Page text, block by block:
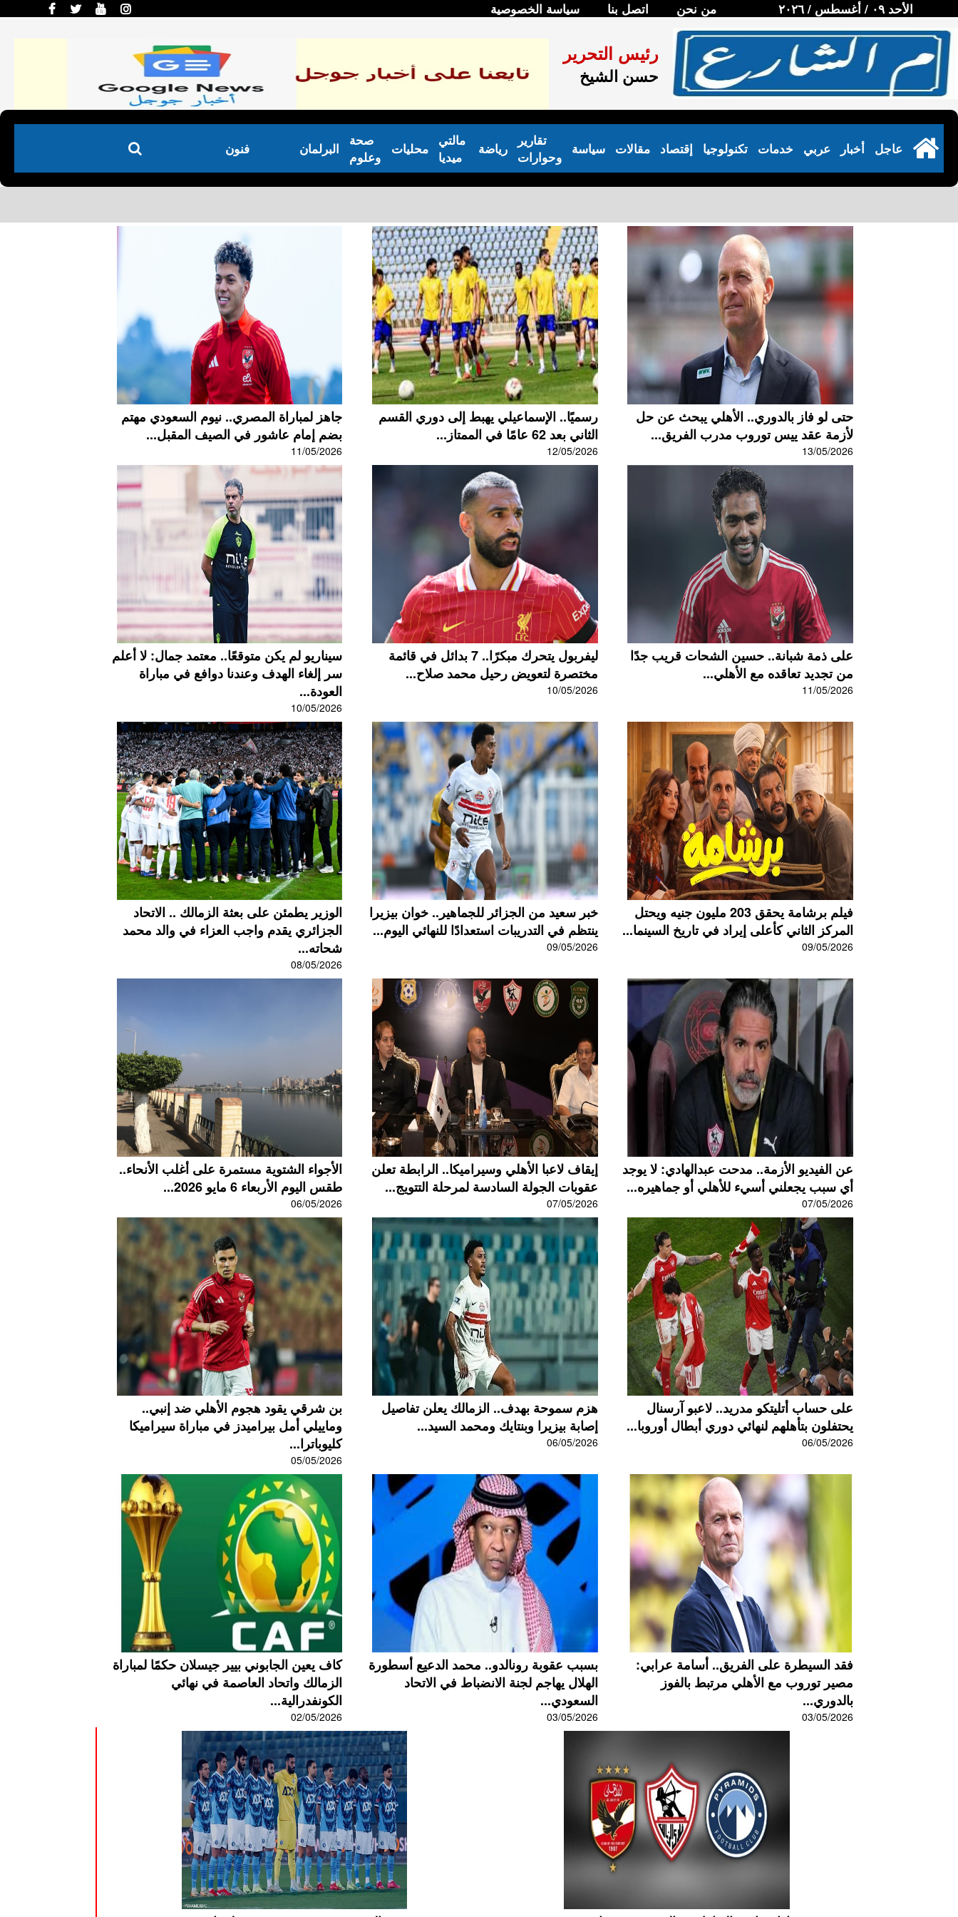
الأحد ٠٩ / أغسطس / ٢٠٢٦ من نحن اتصل بنا سياسة الخصوصية
رئيس التحرير
حسن الشيخ
فنون البرلمان
صحة
وعلوم
محليات
مالتي
ميديا
رياضة
تقارير
وحوارات
سياسة مقالات إقتصاد تكنولوجيا خدمات عربي أخبار عاجل
حتى لو فاز بالدوري.. الأهلي يبحث عن حل
لأزمة عقد ييس توروب مدرب الفريق...
13/05/2026
رسميًا.. الإسماعيلي يهبط إلى دوري القسم
الثاني بعد 62 عامًا في الممتاز...
12/05/2026
جاهز لمباراة المصري.. نيوم السعودي مهتم
بضم إمام عاشور في الصيف المقبل...
11/05/2026
على ذمة شبانة.. حسين الشحات قريب جدًا
من تجديد تعاقده مع الأهلي...
11/05/2026
ليفربول يتحرك مبكرًا.. 7 بدائل في قائمة
مختصرة لتعويض رحيل محمد صلاح...
10/05/2026
سيناريو لم يكن متوقعًا.. معتمد جمال: لا أعلم
سر إلغاء الهدف وعندنا دوافع في مباراة
العودة...
10/05/2026
فيلم برشامة يحقق 203 مليون جنيه ويحتل
المركز الثاني كأعلى إيراد في تاريخ السينما...
09/05/2026
خبر سعيد من الجزائر للجماهير.. خوان بيزيرا
ينتظم في التدريبات استعدادًا للنهائي اليوم...
09/05/2026
الوزير يطمئن على بعثة الزمالك .. الاتحاد
الجزائري يقدم واجب العزاء في والد محمد
شحاته...
08/05/2026
عن الفيديو الأزمة.. مدحت عبدالهادي: لا يوجد
أي سبب يجعلني أسيء للأهلي أو جماهيره...
07/05/2026
إيقاف لاعبا الأهلي وسيراميكا.. الرابطة تعلن
عقوبات الجولة السادسة لمرحلة التتويج...
07/05/2026
الأجواء الشتوية مستمرة على أغلب الأنحاء..
طقس اليوم الأربعاء 6 مايو 2026...
06/05/2026
على حساب أتليتكو مدريد.. لاعبو آرسنال
يحتفلون بتأهلهم لنهائي دوري أبطال أوروبا...
06/05/2026
هزم سموحة بهدف.. الزمالك يعلن تفاصيل
إصابة بيزيرا وبنتايك ومحمد السيد...
06/05/2026
بن شرقي يقود هجوم الأهلي ضد إنبي..
وماييلي أمل بيراميدز في مباراة سيراميكا
كليوباترا...
05/05/2026
فقد السيطرة على الفريق.. أسامة عرابي:
مصير توروب مع الأهلي مرتبط بالفوز
بالدوري...
03/05/2026
بسبب عقوبة رونالدو.. محمد الدعيع أسطورة
الهلال يهاجم لجنة الانضباط في الاتحاد
السعودي...
03/05/2026
كاف يعين الجابوني بيير جيسلان حكمًا لمباراة
الزمالك واتحاد العاصمة في نهائي
الكونفدرالية...
02/05/2026